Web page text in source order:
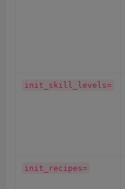
init_skill_levels=
init_recipes=